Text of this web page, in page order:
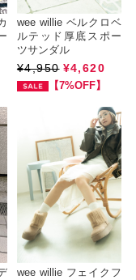
wee willie ベルクロベ
ルテッド厚底スポー
ツサンダル
¥4,950 ¥4,620
【7%OFF】
wee willie フェイクフ